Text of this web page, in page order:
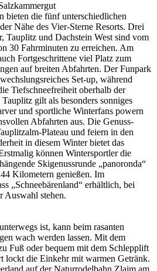
bieten die fünf unterschiedlichen
Nähe des Vier-Sterne Resorts. Drei
Tauplitz und Dachstein West sind vom
30 Fahrminuten zu erreichen. Am
Fortgeschrittene viel Platz zum
auf breiten Abfahrten. Der Funpark
Set-up, während
Tiefschneefreiheit oberhalb der
gilt als besonders sonniges
und sportliche Winterfans powern
Abfahrten aus. Die Genuss-
Plateau und feiern in den
in diesem Winter bietet das
können Wintersportler die
Skigenussrunde „panoronda“
Kilometern genießen. Im
„Schneebärenland“ erhältlich, bei
Auswahl stehen.
ist, kann beim rasanten
wach werden lassen. Mit dem
Fuß oder bequem mit dem Schlepplift
lockt die Einkehr mit warmen Getränk.